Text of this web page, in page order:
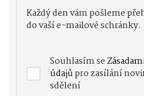
Každý den vám pošleme
do vaší e-mailové schránky.
Souhlasím se
údajůpro zasílání
sdělení